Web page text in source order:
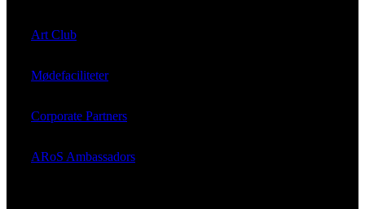
Art Club
Mødefaciliteter
Corporate Partners
ARoS Ambassadors